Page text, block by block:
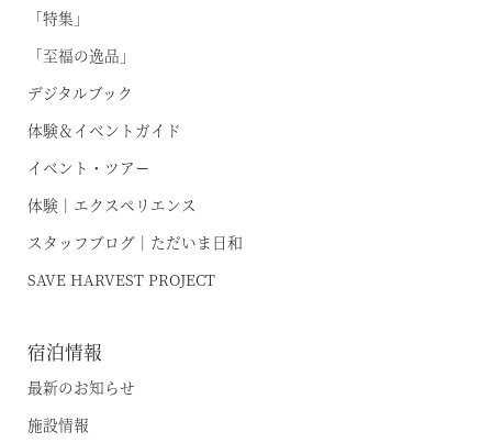
※ご利用には「 My Harvest 」へのログインが必要です
法人予約（代行）はこちら
「特集」
「至福の逸品」
デジタルブック
体験＆イベントガイド
イベント・ツアー
体験｜エクスペリエンス
スタッフブログ｜ただいま日和
SAVE HARVEST PROJECT
宿泊情報
最新のお知らせ
施設情報